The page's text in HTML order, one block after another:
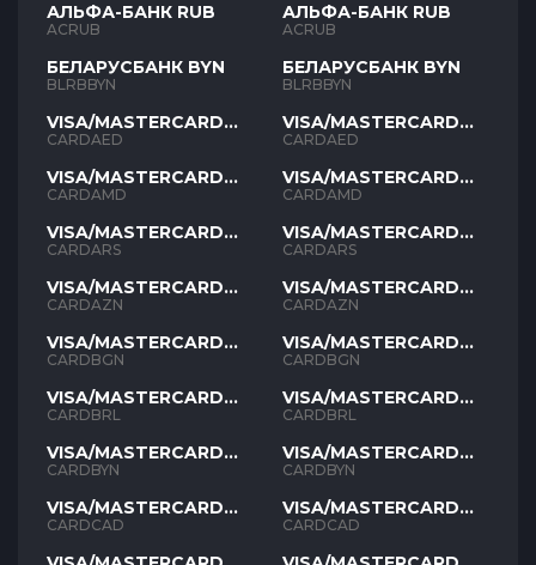
АЛЬФА-БАНК RUB
ACRUB
БЕЛАРУСБАНК BYN
BLRBBYN
VISA/MASTERCARD
AED
CARDAED
VISA/MASTERCARD
AMD
CARDAMD
VISA/MASTERCARD
ARS
CARDARS
VISA/MASTERCARD
AZN
CARDAZN
VISA/MASTERCARD
BGN
CARDBGN
VISA/MASTERCARD
BRL
CARDBRL
VISA/MASTERCARD
BYN
CARDBYN
VISA/MASTERCARD
CAD
CARDCAD
АЛЬФА-БАНК RUB
ACRUB
БЕЛАРУСБАНК BYN
BLRBBYN
VISA/MASTERCARD
AED
CARDAED
VISA/MASTERCARD
AMD
CARDAMD
VISA/MASTERCARD
ARS
CARDARS
VISA/MASTERCARD
AZN
CARDAZN
VISA/MASTERCARD
BGN
CARDBGN
VISA/MASTERCARD
BRL
CARDBRL
VISA/MASTERCARD
BYN
CARDBYN
VISA/MASTERCARD
CAD
CARDCAD